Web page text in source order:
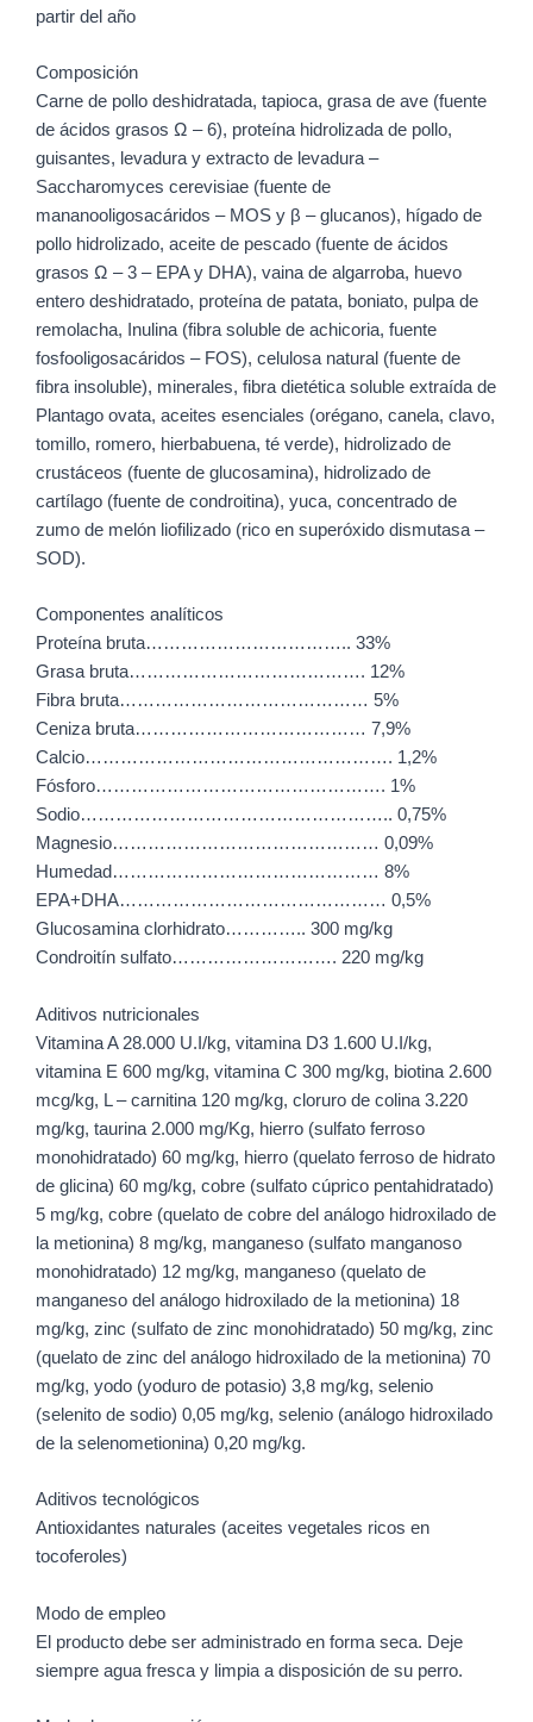
partir del año
Composición
Carne de pollo deshidratada, tapioca, grasa de ave (fuente
de ácidos grasos Ω – 6), proteína hidrolizada de pollo,
guisantes, levadura y extracto de levadura –
Saccharomyces cerevisiae (fuente de
mananooligosacáridos – MOS y β – glucanos), hígado de
pollo hidrolizado, aceite de pescado (fuente de ácidos
grasos Ω – 3 – EPA y DHA), vaina de algarroba, huevo
entero deshidratado, proteína de patata, boniato, pulpa de
remolacha, Inulina (fibra soluble de achicoria, fuente
fosfooligosacáridos – FOS), celulosa natural (fuente de
fibra insoluble), minerales, fibra dietética soluble extraída de
Plantago ovata, aceites esenciales (orégano, canela, clavo,
tomillo, romero, hierbabuena, té verde), hidrolizado de
crustáceos (fuente de glucosamina), hidrolizado de
cartílago (fuente de condroitina), yuca, concentrado de
zumo de melón liofilizado (rico en superóxido dismutasa –
SOD).
Componentes analíticos
Proteína bruta…………………………….. 33%
Grasa bruta…………………………………. 12%
Fibra bruta…………………………………… 5%
Ceniza bruta………………………………… 7,9%
Calcio……………………………………………. 1,2%
Fósforo…………………………………………. 1%
Sodio…………………………………………….. 0,75%
Magnesio……………………………………… 0,09%
Humedad……………………………………… 8%
EPA+DHA……………………………………… 0,5%
Glucosamina clorhidrato………….. 300 mg/kg
Condroitín sulfato………………………. 220 mg/kg
Aditivos nutricionales
Vitamina A 28.000 U.I/kg, vitamina D3 1.600 U.I/kg,
vitamina E 600 mg/kg, vitamina C 300 mg/kg, biotina 2.600
mcg/kg, L – carnitina 120 mg/kg, cloruro de colina 3.220
mg/kg, taurina 2.000 mg/Kg, hierro (sulfato ferroso
monohidratado) 60 mg/kg, hierro (quelato ferroso de hidrato
de glicina) 60 mg/kg, cobre (sulfato cúprico pentahidratado)
5 mg/kg, cobre (quelato de cobre del análogo hidroxilado de
la metionina) 8 mg/kg, manganeso (sulfato manganoso
monohidratado) 12 mg/kg, manganeso (quelato de
manganeso del análogo hidroxilado de la metionina) 18
mg/kg, zinc (sulfato de zinc monohidratado) 50 mg/kg, zinc
(quelato de zinc del análogo hidroxilado de la metionina) 70
mg/kg, yodo (yoduro de potasio) 3,8 mg/kg, selenio
(selenito de sodio) 0,05 mg/kg, selenio (análogo hidroxilado
de la selenometionina) 0,20 mg/kg.
Aditivos tecnológicos
Antioxidantes naturales (aceites vegetales ricos en
tocoferoles)
Modo de empleo
El producto debe ser administrado en forma seca. Deje
siempre agua fresca y limpia a disposición de su perro.